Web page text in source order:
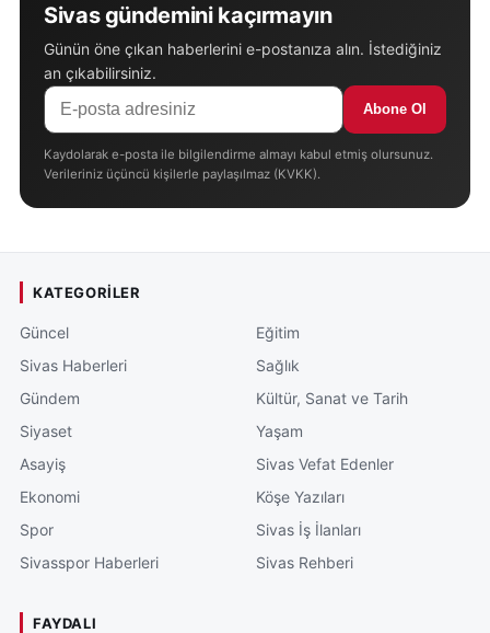
Sivas gündemini kaçırmayın
Günün öne çıkan haberlerini e-postanıza alın. İstediğiniz
an çıkabilirsiniz.
Abone Ol
Kaydolarak e-posta ile bilgilendirme almayı kabul etmiş olursunuz.
Verileriniz üçüncü kişilerle paylaşılmaz (KVKK).
KATEGORILER
Güncel
Sivas Haberleri
Gündem
Siyaset
Asayiş
Ekonomi
Spor
Sivasspor Haberleri
Eğitim
Sağlık
Kültür, Sanat ve Tarih
Yaşam
Sivas Vefat Edenler
Köşe Yazıları
Sivas İş İlanları
Sivas Rehberi
FAYDALI